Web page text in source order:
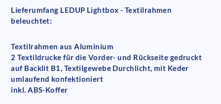
Lieferumfang LEDUP Lightbox - Textilrahmen
beleuchtet:
Textilrahmen aus Aluminium
2 Textildrucke für die Vorder- und Rückseite gedruckt
auf Backlit B1, Textilgewebe Durchlicht, mit Keder
umlaufend konfektioniert
inkl. ABS-Koffer